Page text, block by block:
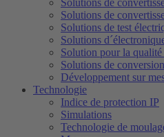
Solutions de
Solutions de
Solutions de test
Solutions
Solution pour la qualité
Solutions de
Développement sur
Technologie
Indice de protection IP
Simulations
Technologie de